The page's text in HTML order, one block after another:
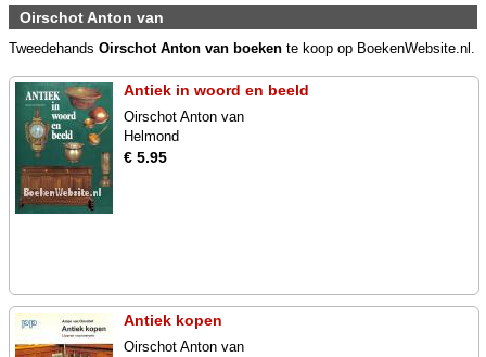
Oirschot Anton van
Tweedehands Oirschot Anton van boeken te koop op BoekenWebsite.nl.
Antiek in woord en beeld
Oirschot Anton van
Helmond
€ 5.95
Antiek kopen
Oirschot Anton van